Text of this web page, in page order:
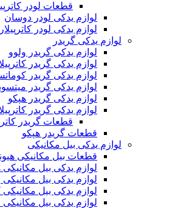
قطعات لودر کاترپیلار
لوازم یدکی لودر دوسان
لوازم یدکی لودر کاترپیلار
لوازم یدکی گریدر
لوازم یدکی گریدر ولوو
لوازم یدکی گریدر کاترپیلار
لوازم یدکی گریدر کوماتسو
لوازم یدکی گریدر میتسوبیشی
لوازم یدکی گریدر هپکو
لوازم یدکی گریدر کاترپیلار
قطعات گریدر کاترپیلار
قطعات گریدر هپکو
لوازم یدکی بیل مکانیکی
قطعات بیل مکانیکی هیوندا
لوازم یدکی بیل مکانیکی هپکو
لوازم یدکی بیل مکانیکی ولوو
لوازم یدکی بیل مکانیکی کوماتسو
لوازم یدکی بیل مکانیکی اطلس